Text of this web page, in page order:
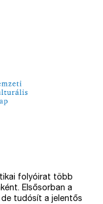
folyóirat több
Elsősorban a
de tudósít a jelentős